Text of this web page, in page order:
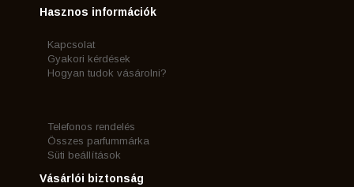
Hasznos információk
Kapcsolat
Gyakori kérdések
Hogyan tudok vásárolni?
Telefonos rendelés
Összes parfummárka
Süti beállítások
Vásárlói biztonság